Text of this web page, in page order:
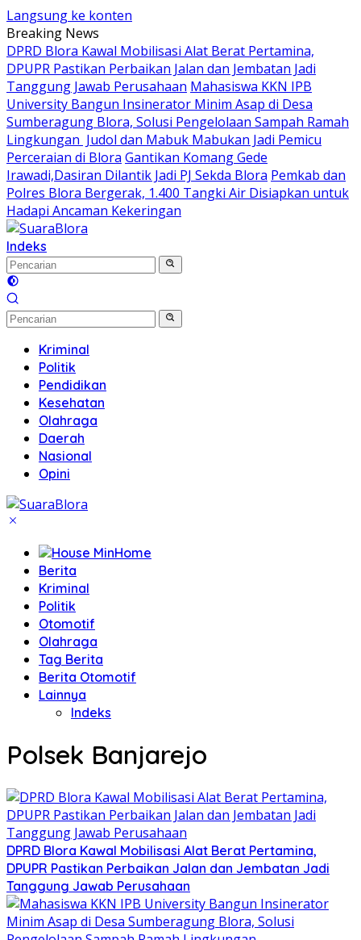
Langsung ke konten
Breaking News
DPRD Blora Kawal Mobilisasi Alat Berat Pertamina,
DPUPR Pastikan Perbaikan Jalan dan Jembatan Jadi
Tanggung Jawab Perusahaan Mahasiswa KKN IPB
University Bangun Insinerator Minim Asap di Desa
Sumberagung Blora, Solusi Pengelolaan Sampah Ramah
Lingkungan ‎ Judol dan Mabuk Mabukan Jadi Pemicu
Perceraian di Blora Gantikan Komang Gede
Irawadi,Dasiran Dilantik Jadi PJ Sekda Blora Pemkab dan
Polres Blora Bergerak, 1.400 Tangki Air Disiapkan untuk
Hadapi Ancaman Kekeringan
Indeks
Kriminal
Politik
Pendidikan
Kesehatan
Olahraga
Daerah
Nasional
Opini
Home
Berita
Kriminal
Politik
Otomotif
Olahraga
Tag Berita
Berita Otomotif
Lainnya
Indeks
Polsek Banjarejo
DPRD Blora Kawal Mobilisasi Alat Berat Pertamina,
DPUPR Pastikan Perbaikan Jalan dan Jembatan Jadi
Tanggung Jawab Perusahaan